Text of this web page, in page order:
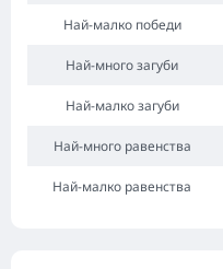
Най-малко победи
Най-много загуби
Най-малко загуби
Най-много равенства
Най-малко равенства